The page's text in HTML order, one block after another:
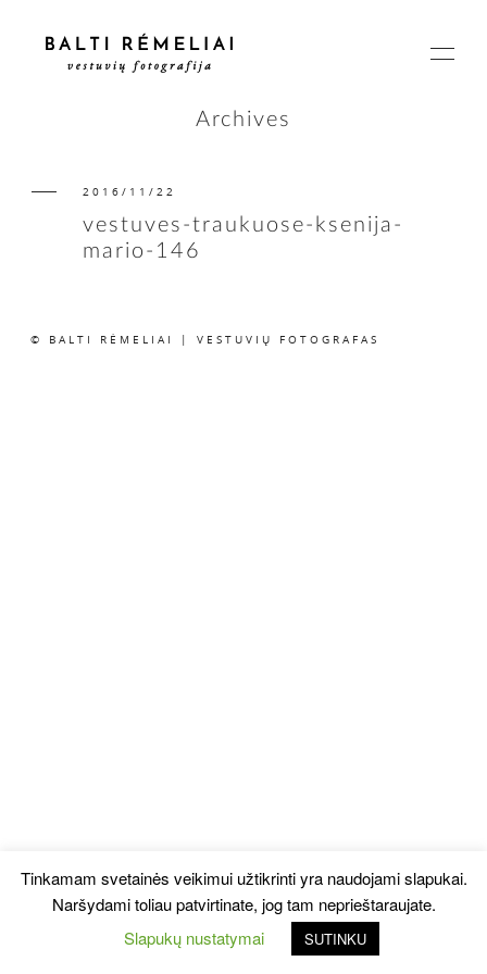
PAGRINDINIS
ISTORIJOS
Archives
2016/11/22
vestuves-traukuose-ksenija-
mario-146
© BALTI RĖMELIAI | VESTUVIŲ FOTOGRAFAS
Tinkamam svetainės veikimui užtikrinti yra naudojami slapukai.
Naršydami toliau patvirtinate, jog tam neprieštaraujate.
Slapukų nustatymai
SUTINKU